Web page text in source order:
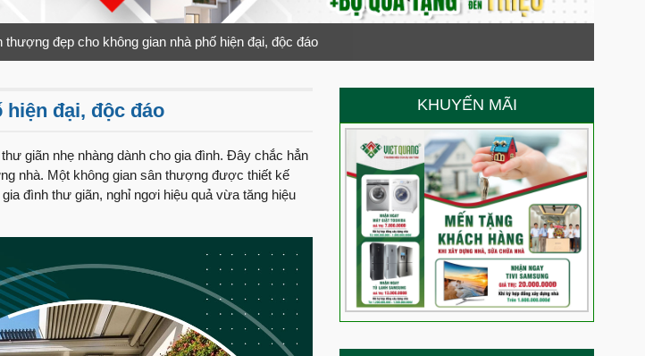
Quang Group
Bàn giao nhà phố 1 trệt 3 lầu chú Liệt đánh giá chất lượng thi công ra sao?
1 năm sau bàn giao cô Nga nói gì về Việt Quang Group
An dưỡng tuổi già với ngôi nhà 1 trệt 2 lầu cùng gia đình Cô Nga tại Tây
Ninh
Lần đầu xây nhà vợ chồng Anh Hào chị Quyên đánh giá Việt Quang Group
như thế nào?
“Tuyệt vời” mỹ từ anh Cảnh dành cho Việt Quang Group
Chị Thơm nói gì về siêu phẩm nhà phố dịch vụ 3 tầng tum sân thượng?
Ngày bàn giao – Khẳng định năng lực thi công của Việt Quang Group
9.5/10 điểm hài lòng – Niềm vui trọn vẹn của anh Ty trong ngày nhận nhà
đẹp cho không gian nhà phố hiện đại, độc đáo
đại, độc đáo
giãn nhẹ nhàng dành cho gia đình. Đây chắc hẳn
nhà. Một không gian sân thượng được thiết kế
đình thư giãn, nghỉ ngơi hiệu quả vừa tăng hiệu
KHUYẾN MÃI